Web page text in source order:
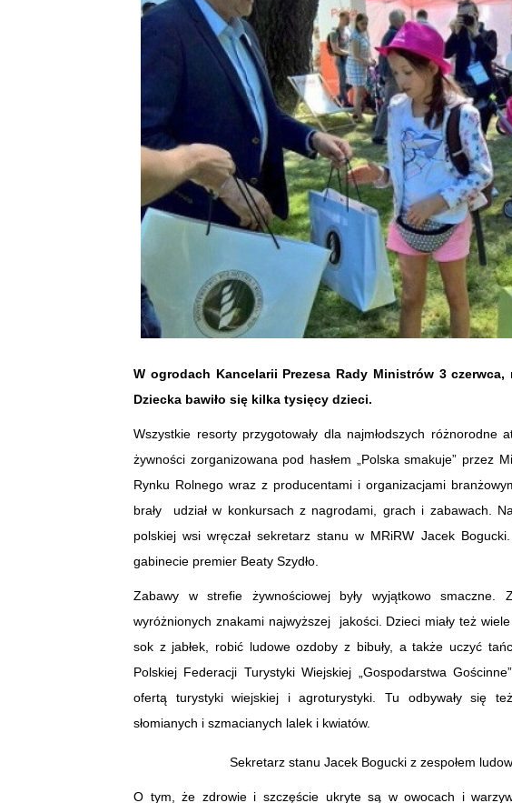
W ogrodach Kancelarii Prezesa Rady Ministrów 3
Dziecka bawiło się kilka tysięcy dzieci.
Wszystkie resorty przygotowały dla najmłodszych różnorodne
żywności zorganizowana pod hasłem „Polska smakuje” przez
Rynku Rolnego wraz z producentami i organizacjami
brały udział w konkursach z nagrodami, grach i zabawach.
polskiej wsi wręczał sekretarz stanu w MRiRW Jacek
gabinecie premier Beaty Szydło.
Zabawy w strefie żywnościowej były wyjątkowo smaczne.
wyróżnionych znakami najwyższej jakości. Dzieci miały też
sok z jabłek, robić ludowe ozdoby z bibuły, a także uczyć
Polskiej Federacji Turystyki Wiejskiej „Gospodarstwa
ofertą turystyki wiejskiej i agroturystyki. Tu odbywały się
słomianych i szmacianych lalek i kwiatów.
Sekretarz stanu Jacek Bogucki z zespołem
O tym, że zdrowie i szczęście ukryte są w owocach i